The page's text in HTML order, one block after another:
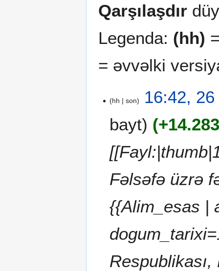
Qarşılaşdır
Legenda: (hh)
= əvvəlki
hh son
16:42,
bayt
Fəlsəfə üzrə
{{Alim_esas |